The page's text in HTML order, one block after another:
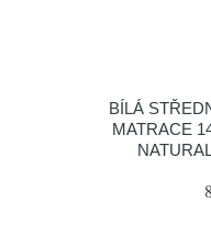
BÍLÁ
MATRACE